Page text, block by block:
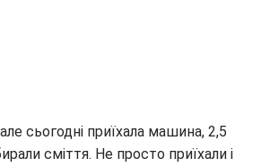
сьогодні приїхала машина, 2,5
сміття. Не просто приїхали і